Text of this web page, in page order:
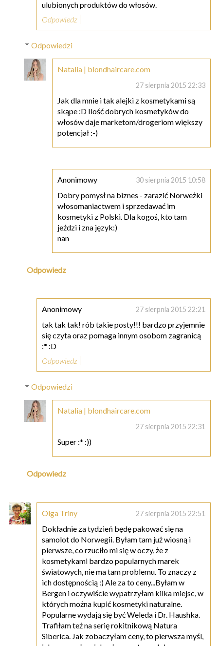
ulubionych produktów do włosów.
Odpowiedz
Odpowiedzi
Natalia | blondhaircare.com
27 sierpnia 2015 22:33
Jak dla mnie i tak alejki z kosmetykami są
skąpe :D Ilość dobrych kosmetyków do
włosów daje marketom/drogeriom większy
potencjał :-)
Anonimowy 30 sierpnia 2015 10:58
Dobry pomysł na biznes - zarazić Norweżki
włosomaniactwem i sprzedawać im
kosmetyki z Polski. Dla kogoś, kto tam
jeździ i zna język:)
nan
Odpowiedz
Anonimowy 27 sierpnia 2015 22:21
tak tak tak! rób takie posty!!! bardzo przyjemnie
się czyta oraz pomaga innym osobom zagranicą
:* :D
Odpowiedz
Odpowiedzi
Natalia | blondhaircare.com
27 sierpnia 2015 22:31
Super :* :))
Odpowiedz
Olga Triny 27 sierpnia 2015 22:51
Dokładnie za tydzień będę pakować się na
samolot do Norwegii. Byłam tam już wiosną i
pierwsze, co rzuciło mi się w oczy, że z
kosmetykami bardzo popularnych marek
światowych, nie ma tam problemu. To znaczy z
ich dostępnością :) Ale za to ceny...Byłam w
Bergen i oczywiście wypatrzyłam kilka miejsc, w
których można kupić kosmetyki naturalne.
Popularne wydają się być Weleda i Dr. Haushka.
Trafiłam też na serię rokitnikową Natura
Siberica. Jak zobaczyłam ceny, to pierwsza myśl,